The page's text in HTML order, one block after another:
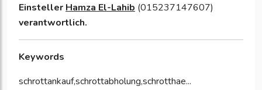
Einsteller Hamza El-Lahib (015237147607)
verantwortlich.
Keywords
schrottankauf,schrottabholung,schrotthae...